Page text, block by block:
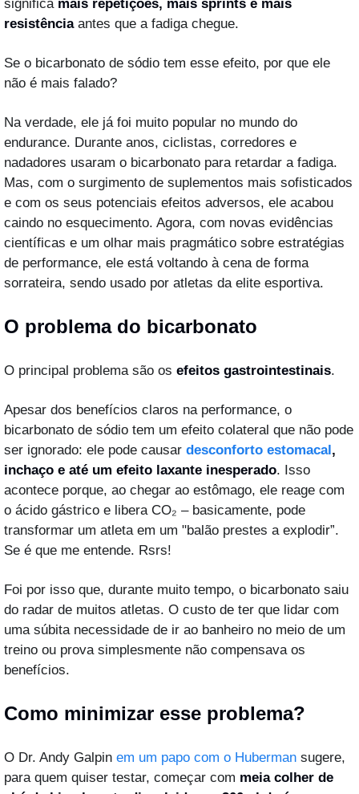
significa mais repetições, mais sprints e mais
resistência antes que a fadiga chegue.
Se o bicarbonato de sódio tem esse efeito, por que ele
não é mais falado?
Na verdade, ele já foi muito popular no mundo do
endurance. Durante anos, ciclistas, corredores e
nadadores usaram o bicarbonato para retardar a fadiga.
Mas, com o surgimento de suplementos mais sofisticados
e com os seus potenciais efeitos adversos, ele acabou
caindo no esquecimento. Agora, com novas evidências
científicas e um olhar mais pragmático sobre estratégias
de performance, ele está voltando à cena de forma
sorrateira, sendo usado por atletas da elite esportiva.
O problema do bicarbonato
O principal problema são os efeitos gastrointestinais.
Apesar dos benefícios claros na performance, o
bicarbonato de sódio tem um efeito colateral que não pode
ser ignorado: ele pode causar desconforto estomacal,
inchaço e até um efeito laxante inesperado. Isso
acontece porque, ao chegar ao estômago, ele reage com
o ácido gástrico e libera CO₂ – basicamente, pode
transformar um atleta em um "balão prestes a explodir”.
Se é que me entende. Rsrs!
Foi por isso que, durante muito tempo, o bicarbonato saiu
do radar de muitos atletas. O custo de ter que lidar com
uma súbita necessidade de ir ao banheiro no meio de um
treino ou prova simplesmente não compensava os
benefícios.
Como minimizar esse problema?
O Dr. Andy Galpin em um papo com o Huberman sugere,
para quem quiser testar, começar com meia colher de